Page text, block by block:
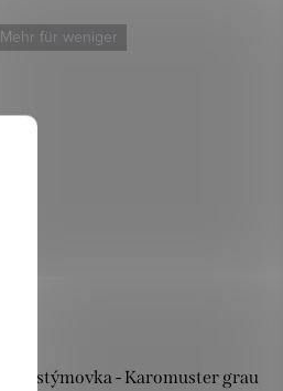
Mehr für weniger
Kostýmovka - Karomuster grau